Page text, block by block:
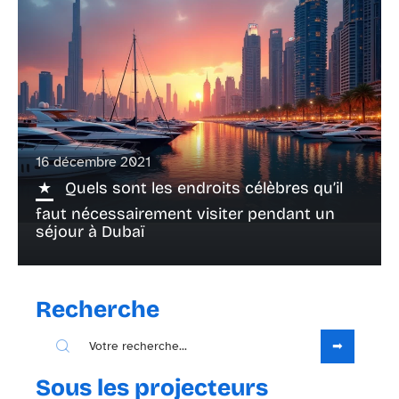
16 décembre 2021
Quels sont les endroits célèbres qu’il
faut nécessairement visiter pendant un
séjour à Dubaï
Recherche
Sous les projecteurs